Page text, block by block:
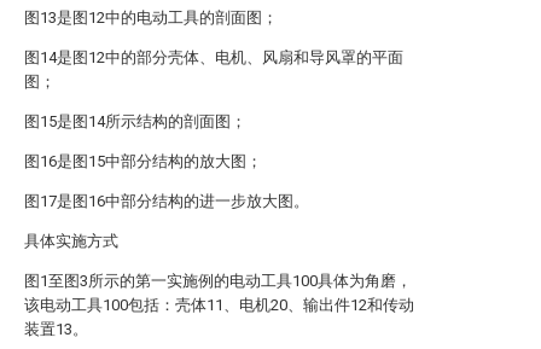
图13是图12中的电动工具的剖面图；
图14是图12中的部分壳体、电机、风扇和导风罩的平面
图；
图15是图14所示结构的剖面图；
图16是图15中部分结构的放大图；
图17是图16中部分结构的进一步放大图。
具体实施方式
图1至图3所示的第一实施例的电动工具100具体为角磨，
该电动工具100包括：壳体11、电机20、输出件12和传动
装置13。